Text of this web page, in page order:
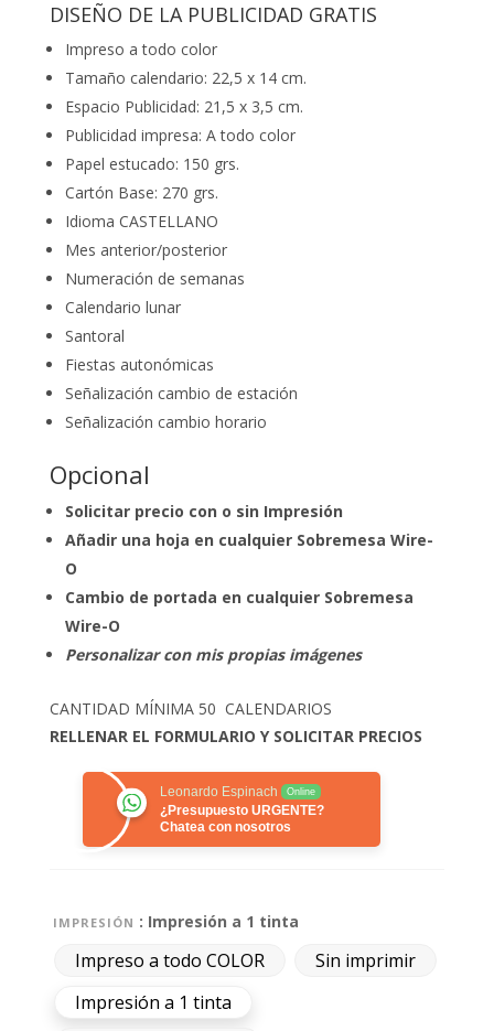
DISEÑO DE LA PUBLICIDAD GRATIS
Impreso a todo color
Tamaño calendario: 22,5 x 14 cm.
Espacio Publicidad: 21,5 x 3,5 cm.
Publicidad impresa: A todo color
Papel estucado: 150 grs.
Cartón Base: 270 grs.
Idioma CASTELLANO
Mes anterior/posterior
Numeración de semanas
Calendario lunar
Santoral
Fiestas autonómicas
Señalización cambio de estación
Señalización cambio horario
Opcional
Solicitar precio con o sin Impresión
Añadir una hoja en cualquier Sobremesa Wire-
O
Cambio de portada en cualquier Sobremesa
Wire-O
Personalizar con mis propias imágenes
CANTIDAD MÍNIMA 50 CALENDARIOS
RELLENAR EL FORMULARIO Y SOLICITAR PRECIOS
Leonardo Espinach Online
¿Presupuesto URGENTE?
Chatea con nosotros
IMPRESIÓN : Impresión a 1 tinta
Impreso a todo COLOR
Sin imprimir
Impresión a 1 tinta